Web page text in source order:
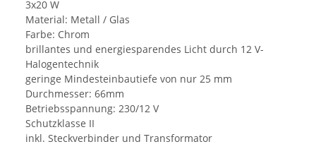
3x20 W
Material: Metall / Glas
Farbe: Chrom
brillantes und energiesparendes Licht durch 12 V-
Halogentechnik
geringe Mindesteinbautiefe von nur 25 mm
Durchmesser: 66mm
Betriebsspannung: 230/12 V
Schutzklasse II
inkl. Steckverbinder und Transformator